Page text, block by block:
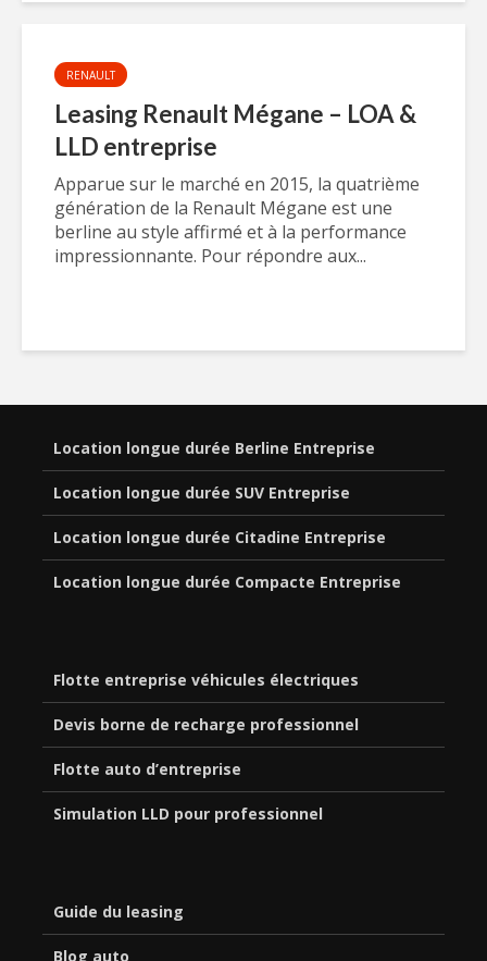
RENAULT
Leasing Renault Mégane – LOA &
LLD entreprise
Apparue sur le marché en 2015, la quatrième
génération de la Renault Mégane est une
berline au style affirmé et à la performance
impressionnante. Pour répondre aux...
Location longue durée Berline Entreprise
Location longue durée SUV Entreprise
Location longue durée Citadine Entreprise
Location longue durée Compacte Entreprise
Flotte entreprise véhicules électriques
Devis borne de recharge professionnel
Flotte auto d’entreprise
Simulation LLD pour professionnel
Guide du leasing
Blog auto